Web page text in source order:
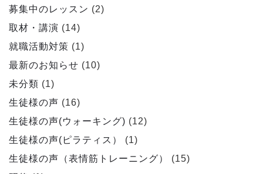
募集中のレッスン (2)
取材・講演 (14)
就職活動対策 (1)
最新のお知らせ (10)
未分類 (1)
生徒様の声 (16)
生徒様の声(ウォーキング) (12)
生徒様の声(ピラティス）
(1)
生徒様の声（表情筋トレーニング）
(15)